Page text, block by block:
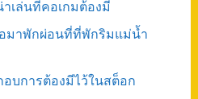
าเล่นที่คอเกมต้องมี
มาพักผ่อนที่ที่พักริมแม่น้ำ
อบการต้องมีไว้ในสต็อก